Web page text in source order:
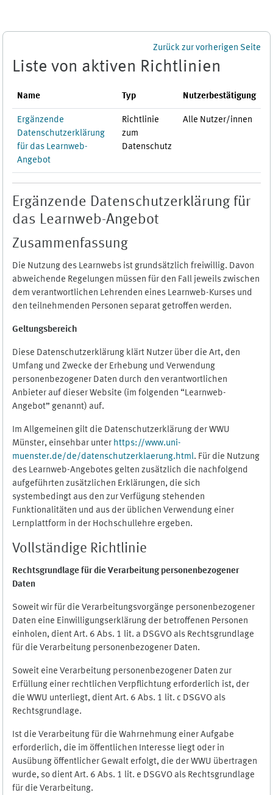
Zurück zur vorherigen Seite
Liste von aktiven Richtlinien
Name Typ Nutzerbestätigung
Ergänzende
Datenschutzerklärung
für das Learnweb-
Angebot
Richtlinie
zum
Datenschutz
Alle Nutzer/innen
Ergänzende Datenschutzerklärung für
das Learnweb-Angebot
Zusammenfassung
Die Nutzung des Learnwebs ist grundsätzlich freiwillig. Davon
abweichende Regelungen müssen für den Fall jeweils zwischen
dem verantwortlichen Lehrenden eines Learnweb-Kurses und
den teilnehmenden Personen separat getroffen werden.
Geltungsbereich
Diese Datenschutzerklärung klärt Nutzer über die Art, den
Umfang und Zwecke der Erhebung und Verwendung
personenbezogener Daten durch den verantwortlichen
Anbieter auf dieser Website (im folgenden “Learnweb-
Angebot” genannt) auf.
Im Allgemeinen gilt die Datenschutzerklärung der WWU
Münster, einsehbar unter https://www.uni-
muenster.de/de/datenschutzerklaerung.html. Für die Nutzung
des Learnweb-Angebotes gelten zusätzlich die nachfolgend
aufgeführten zusätzlichen Erklärungen, die sich
systembedingt aus den zur Verfügung stehenden
Funktionalitäten und aus der üblichen Verwendung einer
Lernplattform in der Hochschullehre ergeben.
Vollständige Richtlinie
Rechtsgrundlage für die Verarbeitung personenbezogener
Daten
Soweit wir für die Verarbeitungsvorgänge personenbezogener
Daten eine Einwilligungserklärung der betroffenen Personen
einholen, dient Art. 6 Abs. 1 lit. a DSGVO als Rechtsgrundlage
für die Verarbeitung personenbezogener Daten.
Soweit eine Verarbeitung personenbezogener Daten zur
Erfüllung einer rechtlichen Verpflichtung erforderlich ist, der
die WWU unterliegt, dient Art. 6 Abs. 1 lit. c DSGVO als
Rechtsgrundlage.
Ist die Verarbeitung für die Wahrnehmung einer Aufgabe
erforderlich, die im öffentlichen Interesse liegt oder in
Ausübung öffentlicher Gewalt erfolgt, die der WWU übertragen
wurde, so dient Art. 6 Abs. 1 lit. e DSGVO als Rechtsgrundlage
für die Verarbeitung.